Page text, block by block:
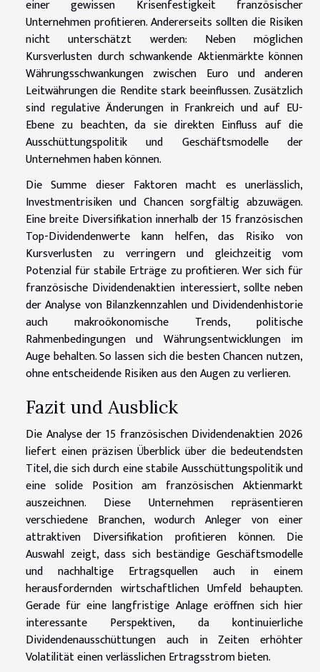
einer gewissen Krisenfestigkeit französischer
Unternehmen profitieren. Andererseits sollten die Risiken
nicht unterschätzt werden: Neben möglichen
Kursverlusten durch schwankende Aktienmärkte können
Währungsschwankungen zwischen Euro und anderen
Leitwährungen die Rendite stark beeinflussen. Zusätzlich
sind regulative Änderungen in Frankreich und auf EU-
Ebene zu beachten, da sie direkten Einfluss auf die
Ausschüttungspolitik und Geschäftsmodelle der
Unternehmen haben können.
Die Summe dieser Faktoren macht es unerlässlich,
Investmentrisiken und Chancen sorgfältig abzuwägen.
Eine breite Diversifikation innerhalb der 15 französischen
Top-Dividendenwerte kann helfen, das Risiko von
Kursverlusten zu verringern und gleichzeitig vom
Potenzial für stabile Erträge zu profitieren. Wer sich für
französische Dividendenaktien interessiert, sollte neben
der Analyse von Bilanzkennzahlen und Dividendenhistorie
auch makroökonomische Trends, politische
Rahmenbedingungen und Währungsentwicklungen im
Auge behalten. So lassen sich die besten Chancen nutzen,
ohne entscheidende Risiken aus den Augen zu verlieren.
Fazit und Ausblick
Die Analyse der 15 französischen Dividendenaktien 2026
liefert einen präzisen Überblick über die bedeutendsten
Titel, die sich durch eine stabile Ausschüttungspolitik und
eine solide Position am französischen Aktienmarkt
auszeichnen. Diese Unternehmen repräsentieren
verschiedene Branchen, wodurch Anleger von einer
attraktiven Diversifikation profitieren können. Die
Auswahl zeigt, dass sich beständige Geschäftsmodelle
und nachhaltige Ertragsquellen auch in einem
herausfordernden wirtschaftlichen Umfeld behaupten.
Gerade für eine langfristige Anlage eröffnen sich hier
interessante Perspektiven, da kontinuierliche
Dividendenausschüttungen auch in Zeiten erhöhter
Volatilität einen verlässlichen Ertragsstrom bieten.